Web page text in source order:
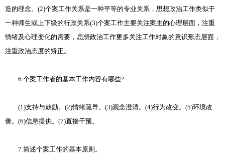
造的理念。(2)个案工作关系是一种平等的专业关系，思想政治工作类似于
一种师生或上下级的行政关系(3)个案工作主要关注案主的心理层面，注重
情绪及心理变化的需要，思想政治工作更多关注工作对象的意识形态层面，
注重政治态度的矫正。
6.个案工作者的基本工作内容有哪些?
(1)支持与鼓励。(2)情绪疏导。(3)观念澄清。(4)行为改变。(5)环境改
善。(6)信息提供。(7)直接干预。
7.简述个案工作的基本原则。